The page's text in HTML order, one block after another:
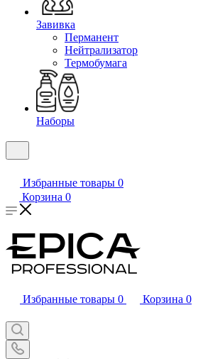
Завивка
Перманент
Нейтрализатор
Термобумага
Наборы
Избранные товары 0
Корзина 0
Избранные товары 0 Корзина 0